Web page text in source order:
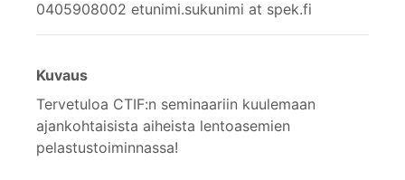
0405908002 etunimi.sukunimi at spek.fi
Kuvaus
Tervetuloa CTIF:n seminaariin kuulemaan
ajankohtaisista aiheista lentoasemien
pelastustoiminnassa!